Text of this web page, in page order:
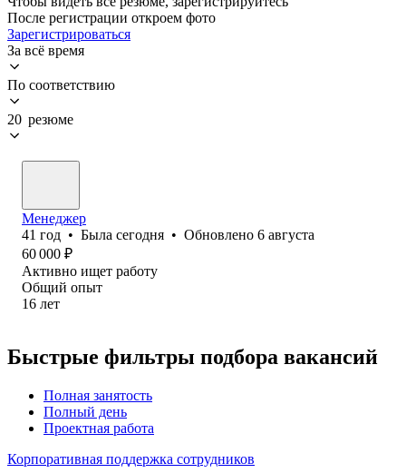
После регистрации откроем фото
Зарегистрироваться
За всё время
По соответствию
20 резюме
Менеджер
41 год • Была сегодня • Обновлено 6 августа
60 000 ₽
Активно ищет работу
Общий опыт
16 лет
Быстрые фильтры подбора вакансий
Полная занятость
Полный день
Проектная работа
Корпоративная поддержка сотрудников